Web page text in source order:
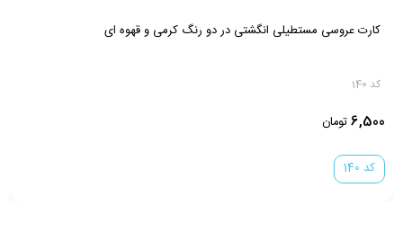
کارت عروسی عروس و داماد قاب دایره ای
کد 115
ناموجود